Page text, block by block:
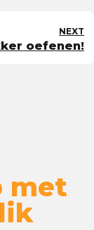
NEXT
oefenen!
met